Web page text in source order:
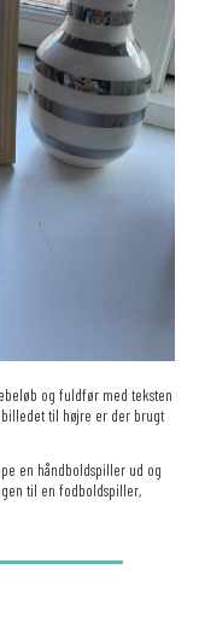
og fuldfør med teksten
billedet til højre er der brugt
en håndboldspiller ud og
til en fodboldspiller,